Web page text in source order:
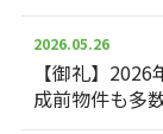
2026.05.26
【御礼】
成前物件も多